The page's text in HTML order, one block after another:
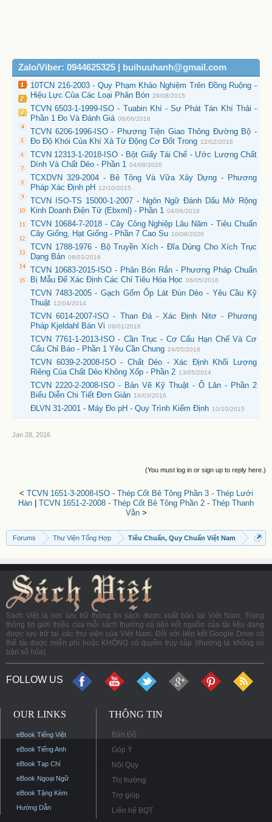
Zalo/Viber: 0944625325 | buihuuhanh@gmail.com
10TCN 216-2003 - Quy Phạm Khảo Nghiệm Trên Đồng Ruộng -
Hiệu Lực Của Các Loại Phân Bón 29/08/2015
TCVN 6503-1-1999-ISO - Tuabin Khí - Sự Phát Tán Khí Thải -
Phần 1 Đo Và Đánh Giá 08/06/2016
TCVN 6206-1996-ISO - Phương Tiện Giao Thông Đường Bộ -
Đo Độ Khói Của Khí Xả Từ Động Cơ Đốt Trong 12/02/2016
TCVN 12313-1-2018-ISO - Bột Giấy Tái Chế - Ước Lượng Chất
Dính Và Chất Dẻo - Phần 1 04/08/2020
TCXDVN 329-2004 - Bê Tông Và Vữa Xây Dựng - Phương
Pháp Xác Định pH
12/10/2015
TCVN ISO-TS 15000-1-2007 - Ngôn Ngữ Đánh Dấu Mở Rộng
Kinh Doanh Điện Tử (Ebxml) - Phần 1 04/06/2016
TCVN 10684-7-2018 - Cây Công Nghiệp Lâu Năm - Tiêu Chuẩn
Cây Giống, Hạt Giống - Phần 7 Cao Su 10/08/2020
TCVN 1788-1976 - Bộ Truyền Xích - Đĩa Dùng Cho Xích Trục
Dạng Bản 08/03/2016
TCVN 10683-2015-ISO - Phân Bón Rắn - Phương Pháp Chuẩn
Bị Mẫu Để Xác Định Các Chỉ Tiêu Hóa Học 06/05/2016
TCVN 7483-2005 - Gạch Gốm Ốp Lát Đùn Dẻo - Yêu Cầu Kỹ
Thuật 12/04/2014
TCVN 6014-2007-ISO - Than Đá - Xác Định Nitơ - Phương
Pháp Kjeldahl Bán Vi 09/01/2016
TCVN 7761-1-2013-ISO - Cần Trục - Cơ Cấu Hạn Chế Và Cơ
Cấu Chỉ Báo - Phần 1 Yêu Cần Chung 24/05/2016
TCVN 6039-2-2008-ISO - Chất Dẻo - Xác Định Khối Lượng
Riêng Của Chất Dẻo Không Xốp - Phần 2 13/05/2014
TCVN 2220-2-2008-ISO - Bản Vẽ Kỹ Thuật - Ổ Lăn - Phần 2
Biểu Diễn Chi Tiết Đơn Giản 16/03/2016
ĐLVN 31-2001 - Máy Đo pH - Quy Trình Kiểm Định 10/10/2015
Jan 28, 2016
(You must log in or sign up to reply here.)
< TCVN 1651-3-2008-ISO - Thép Cốt Bê Tông Phần 3 - Thép Lưới
Hàn
TCVN 1651-2-2008 - Thép Cốt Bê Tông Phần 2 - Thép Thanh
Vằn>
Forums Thư Viện Tổng Hợp Tiêu Chuẩn, Quy Chuẩn Việt Nam
Sách Việt là nơi lưu trữ thông tin sách được xuất bản tại Việt Nam. Trong
thông tin giới thiệu của mỗi sách thường có liên kết nguồn của tài liệu đang
được lưu trữ tại các thư viện của Việt Nam. Đối với liên kết Google Drive có
thể tải được miễn phí hoặc KHÔNG có quyền truy cập (thường là không có
bản số hóa).
FOLLOW US
OUR LINKS
eBook Tiếng Việt
eBook Tiếng Anh
eBook Tạp Chí
eBook Ngoại Ngữ
eBook Tặng Kèm
Hướng Dẫn
THÔNG TIN
Bản Đồ
Góp Ý
Nội Quy
Thị trường
Trợ giúp
Liên hệ BQT